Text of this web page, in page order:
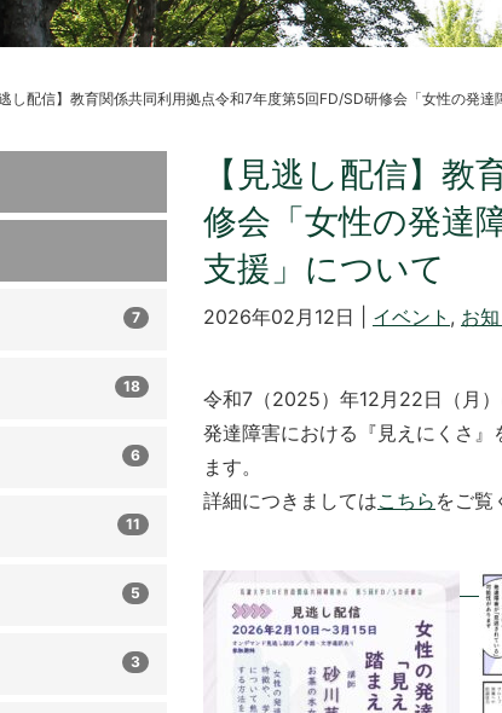
逃し配信】教育関係共同利用拠点令和7年度第5回FD/SD研修会「女性の発
【見逃し配信】
修会「女性の発達
支援」について
2026年02月12日 | イベント , お
令和7（2025）年12月22日（月
発達障害における『見えにくさ
ます。
詳細につきましてはこちら をご覧
7
18
6
11
5
3